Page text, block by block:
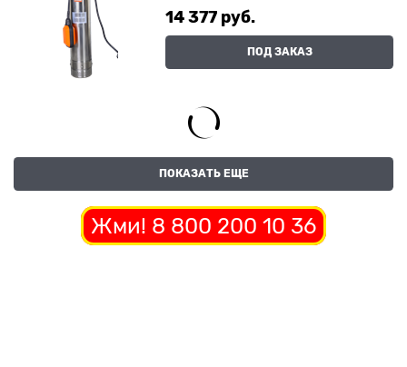
14 377 руб.
ПОД ЗАКАЗ
ПОКАЗАТЬ ЕЩЕ
Жми! 8 800 200 10 36